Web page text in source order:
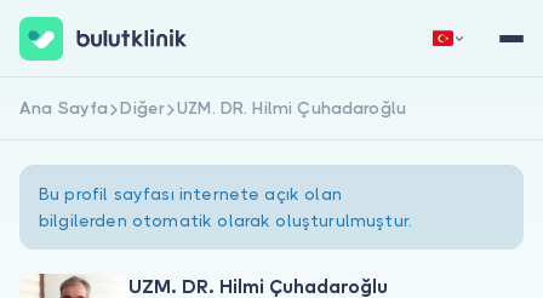
Hemen Kaydol Giriş Yap
Ana Sayfa Diğer UZM. DR. Hilmi Çuhadaroğlu
Bu profil sayfası internete açık olan
bilgilerden otomatik olarak oluşturulmuştur.
UZM. DR. Hilmi Çuhadaroğlu